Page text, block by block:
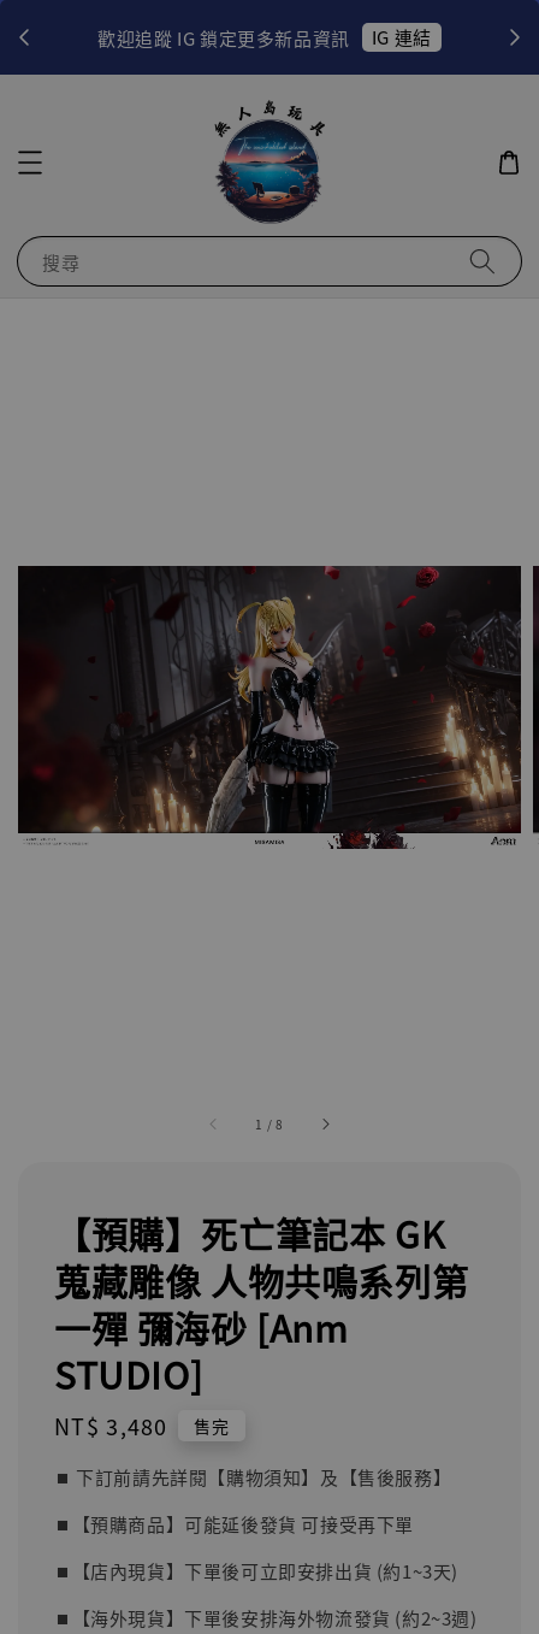
歡迎追蹤 IG 鎖定更多新品資訊 IG 連結
搜尋
1 /8
【預購】死亡筆記本 GK
蒐藏雕像 人物共鳴系列第
一殫 彌海砂 [Anm
STUDIO]
Regular
NT$ 3,480 售完
⏹︎ 下訂前請先詳閱【購物須知】及【售後服務】
⏹︎【預購商品】可能延後發貨 可接受再下單
⏹︎【店內現貨】下單後可立即安排出貨 (約1~3天)
⏹︎【海外現貨】下單後安排海外物流發貨 (約2~3週)